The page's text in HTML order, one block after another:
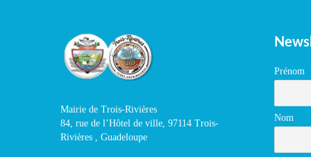
Mairie de Trois-Rivières
84, rue de l’Hôtel de ville, 97114 Trois-
Rivières , Guadeloupe
Prénom
Nom